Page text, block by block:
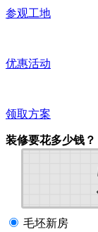
参观工地
优惠活动
领取方案
装修要花多少钱？
毛坯新房